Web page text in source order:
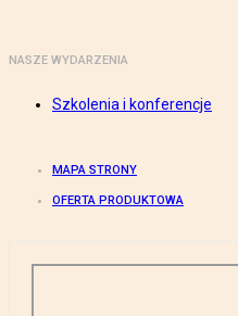
NASZE WYDARZENIA
Szkolenia i konferencje
MAPA STRONY
OFERTA PRODUKTOWA